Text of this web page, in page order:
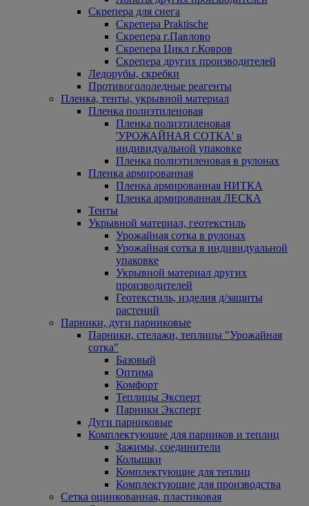
Скрепера для снега
Скрепера Praktische
Скрепера г.Павлово
Скрепера Цикл г.Ковров
Скрепера других производителей
Ледорубы, скребки
Противогололедные реагенты
Пленка, тенты, укрывной материал
Пленка полиэтиленовая
Пленка полиэтиленовая
'УРОЖАЙНАЯ СОТКА' в
индивидуальной упаковке
Пленка полиэтиленовая в рулонах
Пленка армированная
Пленка армированная НИТКА
Пленка армированная ЛЕСКА
Тенты
Укрывной материал, геотекстиль
Урожайная сотка в рулонах
Урожайная сотка в индивидуальной
упаковке
Укрывной материал других
производителей
Геотекстиль, изделия д/защиты
растений
Парники, дуги парниковые
Парники, стелажи, теплицы "Урожайная
сотка"
Базовый
Оптима
Комфорт
Теплицы Эксперт
Парники Эксперт
Дуги парниковые
Комплектующие для парников и теплиц
Зажимы, соединители
Колышки
Комплектующие для теплиц
Комплектующие для производства
Сетка оцинкованная, пластиковая